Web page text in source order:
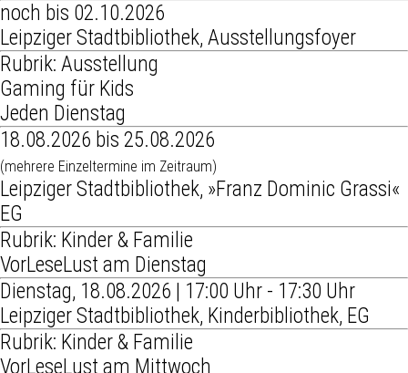
noch bis 02.10.2026
Leipziger Stadtbibliothek, Ausstellungsfoyer
Rubrik: Ausstellung
Gaming für Kids
Jeden Dienstag
18.08.2026 bis 25.08.2026
(mehrere Einzeltermine im Zeitraum)
Leipziger Stadtbibliothek, »Franz Dominic Grassi«
EG
Rubrik: Kinder & Familie
VorLeseLust am Dienstag
Dienstag, 18.08.2026 | 17:00 Uhr - 17:30 Uhr
Leipziger Stadtbibliothek, Kinderbibliothek, EG
Rubrik: Kinder & Familie
VorLeseLust am Mittwoch